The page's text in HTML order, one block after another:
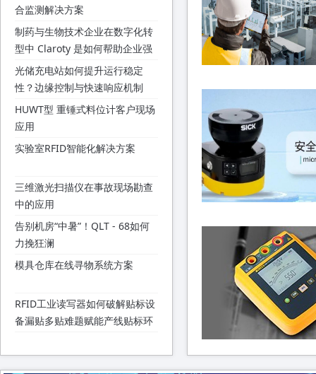
合监测解决方案
制药与生物技术企业在数字化转
型中 Claroty 是如何帮助企业强
化 OT 安全的？
光储充电站如何提升运行稳定
性？边缘控制与快速响应机制
HUWT型 重锤式料位计客户现场
应用
实验室RFID智能化解决方案
三维激光扫描仪在事故现场勘查
中的应用
告别机房“中暑”！QLT - 68如何
力挽狂澜
模具仓库在线寻物系统方案
RFID工业读写器如何破解贴标设
备漏贴多贴难题赋能产线贴标环